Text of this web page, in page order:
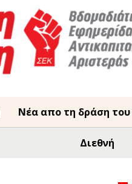
Νέα απο τη δράση του
Διεθνή